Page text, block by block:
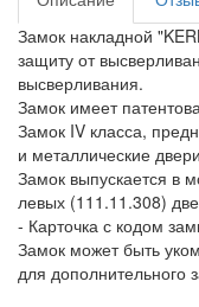
Замок накладной
защиту от
высверливания.
Замок имеет
Замок IV класса,
и металлические
Замок выпускается в
левых (111.11.308)
- Карточка с кодом
Замок может быть
для дополнительного